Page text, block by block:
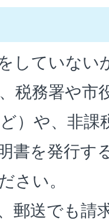
していない
税務署や市
）や、非課
書を発行す
さい。
郵送でも請